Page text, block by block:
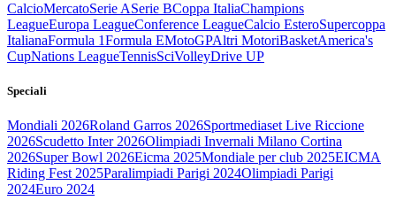
CalcioMercatoSerie ASerie BCoppa ItaliaChampions
LeagueEuropa LeagueConference LeagueCalcio EsteroSupercoppa
ItalianaFormula 1Formula EMotoGPAltri MotoriBasketAmerica's
CupNations LeagueTennisSciVolleyDrive UP
Speciali
Mondiali 2026Roland Garros 2026Sportmediaset Live Riccione
2026Scudetto Inter 2026Olimpiadi Invernali Milano Cortina
2026Super Bowl 2026Eicma 2025Mondiale per club 2025EICMA
Riding Fest 2025Paralimpiadi Parigi 2024Olimpiadi Parigi
2024Euro 2024